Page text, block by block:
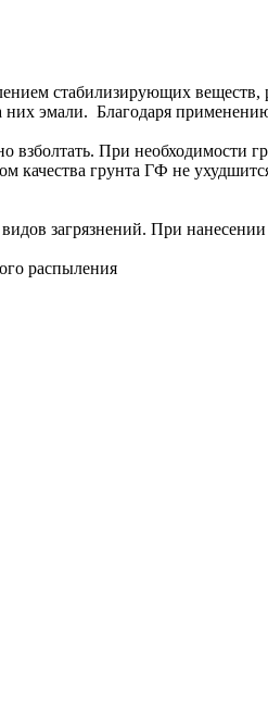
стабилизирующих веществ,
эмали. Благодаря
При необходимости
качества грунта ГФ не
загрязнений. При
распыления